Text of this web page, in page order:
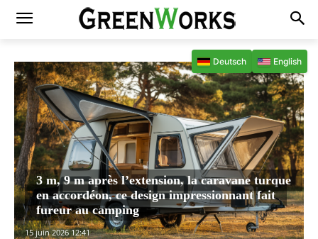
3 m, 9 m après l’extension, la caravane turque
en accordéon, ce design impressionnant fait
fureur au camping
15 juin 2026 12:41
Deutsch English